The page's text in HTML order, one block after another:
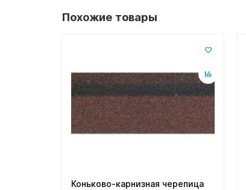
Похожие товары
Коньково-карнизная черепица